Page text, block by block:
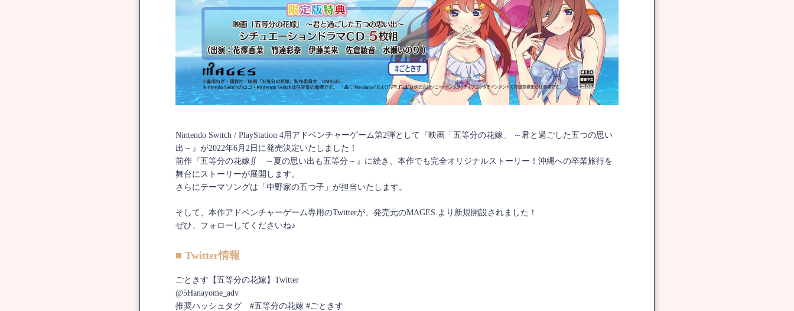
Nintendo Switch / PlayStation 4用アドベンチャーゲーム第2弾として『映画「五等分の花嫁」 ～君と過ごした五つの思い
出～』が2022年6月2日に発売決定いたしました！
前作『五等分の花嫁∬ ～夏の思い出も五等分～』に続き、本作でも完全オリジナルストーリー！沖縄への卒業旅行を
舞台にストーリーが展開します。
さらにテーマソングは「中野家の五つ子」が担当いたします。
そして、本作アドベンチャーゲーム専用のTwitterが、発売元のMAGES.より新規開設されました！
ぜひ、フォローしてくださいね♪
■ Twitter情報
ごときす【五等分の花嫁】Twitter
@5Hanayome_adv
推奨ハッシュタグ #五等分の花嫁 #ごときす